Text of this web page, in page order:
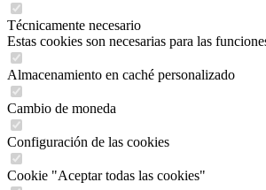
Técnicamente necesario
Estas cookies son necesarias para las
Almacenamiento en caché personalizado
Cambio de moneda
Configuración de las cookies
Cookie "Aceptar todas las cookies"